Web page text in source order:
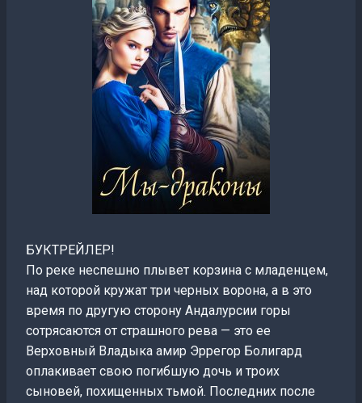
БУКТРЕЙЛЕР!
По реке неспешно плывет корзина с младенцем,
над которой кружат три черных ворона, а в это
время по другую сторону Андалурсии горы
сотрясаются от страшного рева — это ее
Верховный Владыка амир Эррегор Болигард
оплакивает свою погибшую дочь и троих
сыновей, похищенных тьмой. Последних после